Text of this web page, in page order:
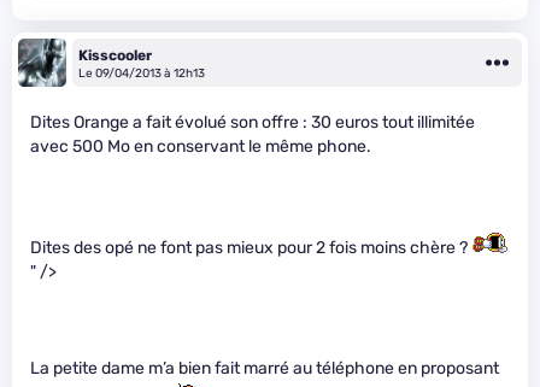
Kisscooler
Le 09/04/2013 à 12h13
Dites Orange a fait évolué son offre : 30 euros tout illimitée
avec 500 Mo en conservant le même phone.
Dites des opé ne font pas mieux pour 2 fois moins chère ?
" />
La petite dame m’a bien fait marré au téléphone en proposant